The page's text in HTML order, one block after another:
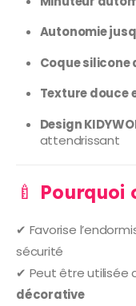
Autonomie
Coque silicone
Texture douce
Design
attendrissant
🍼 Pourquoi
✔ Favorise
sécurité
✔ Peut être utilisée
décorative